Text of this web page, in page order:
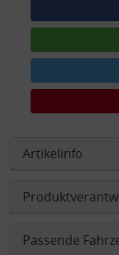
Artikelinfo
Passende